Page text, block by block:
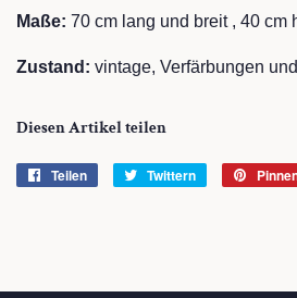
Maße: 70 cm lang und breit , 40 cm
Zustand: vintage, Verfärbungen
Diesen Artikel teilen
Teilen Twittern